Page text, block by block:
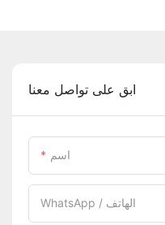
ابق على تواصل معنا
اسم
WhatsApp / الهاتف